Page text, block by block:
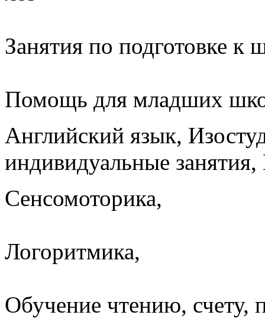
Занятия по подготовке к
Помощь для младших
Английский язык,
индивидуальные
Сенсомоторика,
Логоритмика,
Обучение чтению, счету,